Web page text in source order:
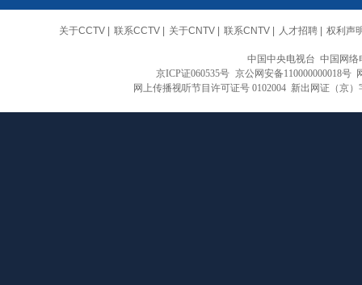
关于CCTV 联系CCTV 关于CNTV 联系CNTV 人才招聘 权利声
中国中央电视台 中国网
京ICP证060535号 京公网安备110000000018号
网上传播视听节目许可证号 0102004 新出网证（京